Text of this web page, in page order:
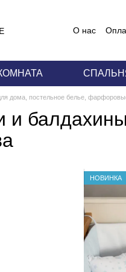
О нас
дома, постельное белье,
и
НОВИНКА